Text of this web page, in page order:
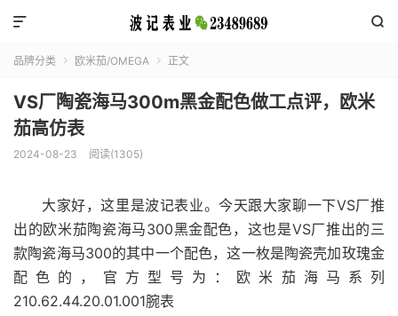


品牌分类  欧米茄/OMEGA  正文
VS厂陶瓷海马300m黑金配色做工点评，欧米
茄高仿表
2024-08-23 阅读(1305)
大家好，这里是波记表业。今天跟大家聊一下VS厂推
出的欧米茄陶瓷海马300黑金配色，这也是VS厂推出的三
款陶瓷海马300的其中一个配色，这一枚是陶瓷壳加玫瑰金
配色的，官方型号为：欧米茄海马系列
210.62.44.20.01.001腕表